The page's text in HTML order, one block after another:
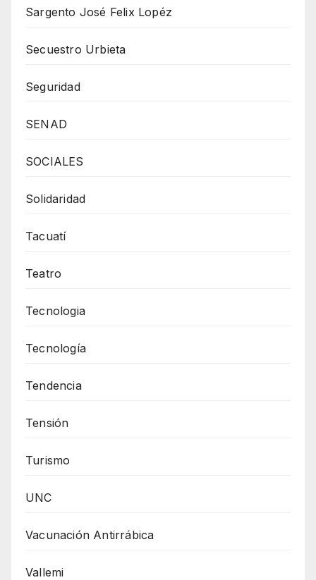
Sargento José Felix Lopéz
Secuestro Urbieta
Seguridad
SENAD
SOCIALES
Solidaridad
Tacuatí
Teatro
Tecnologia
Tecnología
Tendencia
Tensión
Turismo
UNC
Vacunación Antirrábica
Vallemi